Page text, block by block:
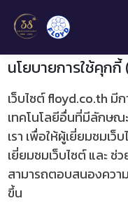
นโยบายการใช้คุก
เว็บไซต์ floyd.co.th มี
เทคโนโลยีอื่นที่มีลักษณ
เรา เพื่อให้ผู้เยี่ยมชมเ
เยี่ยมชมเว็บไซต์ และ ช่
สามารถตอบสนองควา
ขึ้น